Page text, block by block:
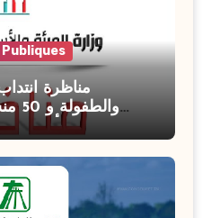
بوزارة الأسرة
السن آخر أجل للتسجيل : 27